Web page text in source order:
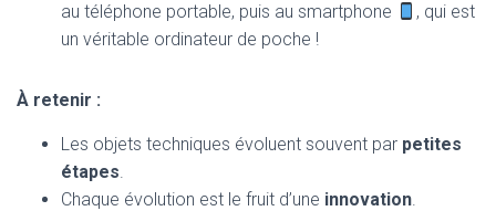
au téléphone portable, puis au smartphone
, qui est
un véritable ordinateur de poche !
À retenir :
Les objets techniques évoluent souvent par petites
étapes.
Chaque évolution est le fruit d’une innovation.